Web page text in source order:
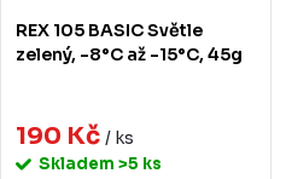
REX 105 BASIC Světle
zelený, -8°C až -15°C, 45g
190 Kč / ks
Skladem >5 ks